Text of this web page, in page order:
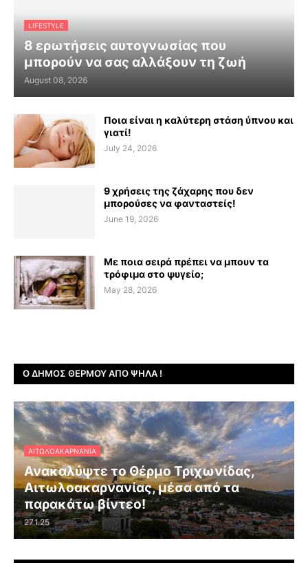
LIFESTYLE
8 ερωτήσεις αυτογνωσίας που
μπορούν να σας αλλάξουν τη ζωή
August 08, 2026
Ποια είναι η καλύτερη στάση ύπνου και
γιατί!
July 24, 2026
9 χρήσεις της ζάχαρης που δεν
μπορούσες να φανταστείς!
June 19, 2026
Με ποια σειρά πρέπει να μπουν τα
τρόφιμα στο ψυγείο;
May 28, 2026
Ο ΔΉΜΟΣ ΘΈΡΜΟΥ ΑΠΌ ΨΗΛΆ !
ΑΙΤΩΛΟΑΚΑΡΝΑΝΊΑ
Ανακαλύψτε το Θέρμο Τριχωνίδας,
Αιτωλοακαρνανίας, μέσα από τα
παρακάτω βίντεο!
27.1.25